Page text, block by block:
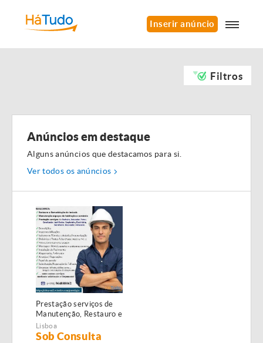
Inserir anúncio
Filtros
Anúncios em destaque
Alguns anúncios que destacamos para si.
Ver todos os anúncios
Prestação serviços de
Manutenção, Restauro e
Remodelação de
imóveis!
Lisboa
Sob Consulta